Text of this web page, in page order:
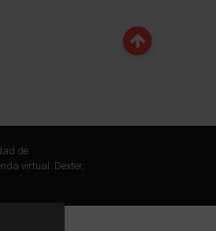
de
virtual. Dexter,